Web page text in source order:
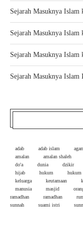
Sejarah Masuknya Islam
Sejarah Masuknya Islam
Sejarah Masuknya Islam
Sejarah Masuknya Islam
adab adab islam
amalan
amalan shaleh
do'a
dunia dzikir
hijab
hukum hukum
keluarga
keutamaan
manusia
masjid
ramadhan
ramadhan
sunnah
suami istri